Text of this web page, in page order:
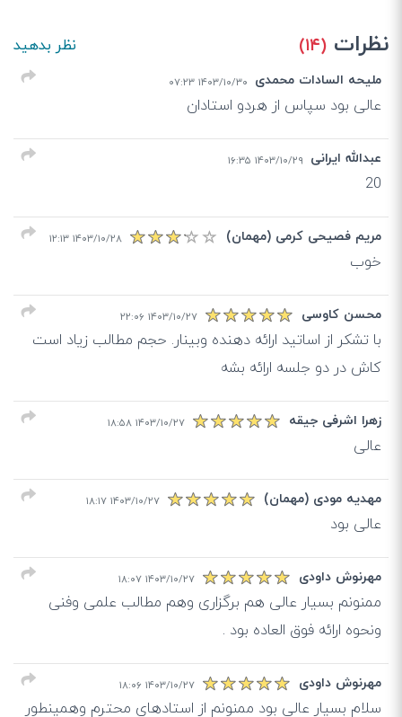
نظرات (۱۴) نظر بدهید
ملیحه السادات محمدی ۱۴۰۳/۱۰/۳۰ ۰۷:۲۳
عالی بود سپاس از هردو استادان
عبدالله ایرانی ۱۴۰۳/۱۰/۲۹ ۱۶:۳۵
20
مریم فصیحی کرمی (مهمان) ۱۴۰۳/۱۰/۲۸ ۱۲:۱۳
خوب
محسن کاوسی ۱۴۰۳/۱۰/۲۷ ۲۲:۰۶
با تشکر از اساتید ارائه دهنده وبینار. حجم مطالب زیاد است
کاش در دو جلسه ارائه بشه
زهرا اشرفی جیقه ۱۴۰۳/۱۰/۲۷ ۱۸:۵۸
عالی
مهدیه مودی (مهمان) ۱۴۰۳/۱۰/۲۷ ۱۸:۱۷
عالی بود
مهرنوش داودی ۱۴۰۳/۱۰/۲۷ ۱۸:۰۷
ممنونم بسیار عالی هم برگزاری وهم مطالب علمی وفنی
ونحوه ارائه فوق العاده بود .
مهرنوش داودی ۱۴۰۳/۱۰/۲۷ ۱۸:۰۶
سلام بسیار عالی بود ممنونم از استادهای محترم وهمینطور